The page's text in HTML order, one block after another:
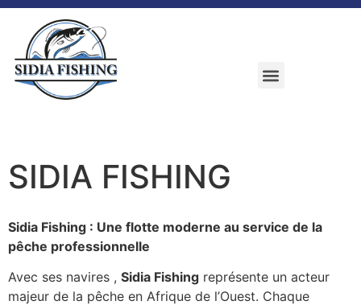
SIDIA FISHING
Sidia Fishing : Une flotte moderne au service de la
pêche professionnelle
Avec ses navires , Sidia Fishing représente un acteur
majeur de la pêche en Afrique de l’Ouest. Chaque